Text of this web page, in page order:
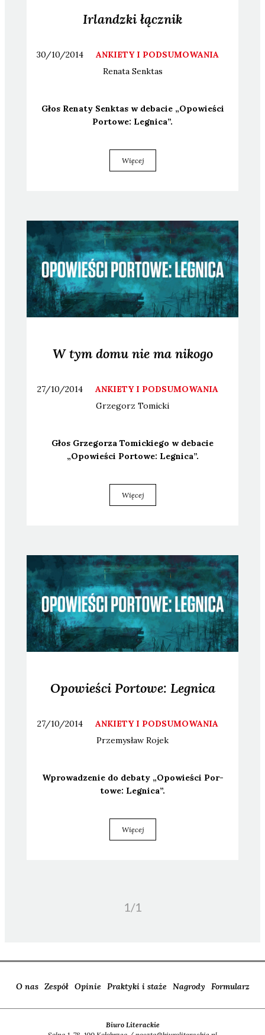
Irlandzki łącznik
30/10/2014
ANKIETY I PODSUMOWANIA
Renata Senktas
Głos Rena­ty Senk­tas w deba­cie „Opo­wie­ści
Por­to­we: Legni­ca”.
Więcej
W tym domu nie ma nikogo
27/10/2014
ANKIETY I PODSUMOWANIA
Grzegorz Tomicki
Głos Grze­go­rza Tomic­kie­go w deba­cie
„Opo­wie­ści Por­to­we: Legni­ca”.
Więcej
Opowieści Portowe: Legnica
27/10/2014
ANKIETY I PODSUMOWANIA
Przemysław Rojek
Wpro­wa­dze­nie do deba­ty „Opo­wie­ści Por­
to­we: Legni­ca”.
Więcej
1/1
O nas Zespół Opinie Praktyki i staże Nagrody Formularz
Biuro Literackie